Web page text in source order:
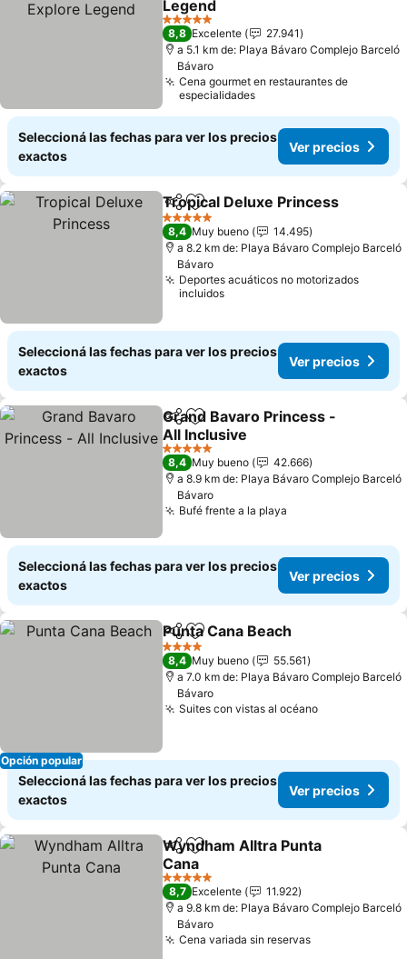
Legend
5 Estrellas
8,8 Excelente
27.941
a 5.1 km de: Playa Bávaro Complejo Barceló
Bávaro
Cena gourmet en restaurantes de
especialidades
Seleccioná las fechas para ver los precios
exactos
Ver precios
Compartir
Añadir a favoritos
Tropical Deluxe Princess
5 Estrellas
8,4 Muy bueno
14.495
a 8.2 km de: Playa Bávaro Complejo Barceló
Bávaro
Deportes acuáticos no motorizados
incluidos
Seleccioná las fechas para ver los precios
exactos
Ver precios
CompartirAñadir a favoritos
Grand Bavaro Princess -
All Inclusive
5 Estrellas
8,4 Muy bueno
42.666
a 8.9 km de: Playa Bávaro Complejo Barceló
Bávaro
Bufé frente a la playa
Seleccioná las fechas para ver los precios
exactos
Ver precios
Opción popular
CompartirAñadir a favoritos
Punta Cana Beach
4 Estrellas
8,4 Muy bueno
55.561
a 7.0 km de: Playa Bávaro Complejo Barceló
Bávaro
Suites con vistas al océano
Seleccioná las fechas para ver los precios
exactos
Ver precios
CompartirAñadir a favoritos
Wyndham Alltra Punta
Cana
5 Estrellas
8,7 Excelente
11.922
a 9.8 km de: Playa Bávaro Complejo Barceló
Bávaro
Cena variada sin reservas